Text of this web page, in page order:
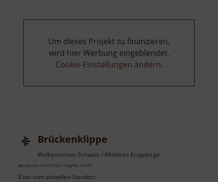
Um dieses Projekt zu finanzieren,
wird hier Werbung eingeblendet.
Cookie-Einstellungen ändern.
Brückenklippe
Wolkensteiner Schweiz / Mittleres Erzgebirge
aktuell vom 23.07.2024 / Zugriffe: 45783
8 km vom aktuellen Standort